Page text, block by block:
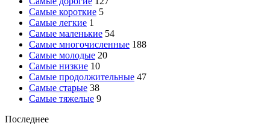
Самые короткие 5
Самые легкие 1
Самые маленькие 54
Самые многочисленные 188
Самые молодые 20
Самые низкие 10
Самые продолжительные 47
Самые старые 38
Самые тяжелые 9
Последнее